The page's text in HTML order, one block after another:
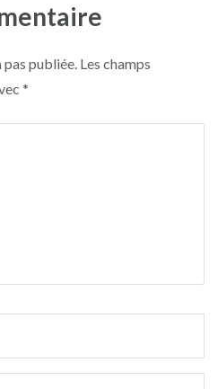
pas publiée. Les champs
*